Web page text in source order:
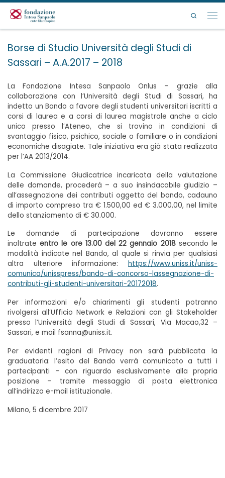
Passa al contenuto
Search
Borse di Studio Università degli Studi di
Sassari – A.A.2017 – 2018
La Fondazione Intesa Sanpaolo Onlus – grazie alla
collaborazione con l’Università degli Studi di Sassari, ha
indetto un Bando a favore degli studenti universitari iscritti a
corsi di laurea e a corsi di laurea magistrale anche a ciclo
unico presso l’Ateneo, che si trovino in condizioni di
svantaggio fisico, psichico, sociale o familiare o in condizioni
economiche disagiate. Tale iniziativa era già stata realizzata
per l’AA 2013/2014.
La Commissione Giudicatrice incaricata della valutazione
delle domande, procederà – a suo insindacabile giudizio –
all’assegnazione dei contributi oggetto del bando, cadauno
di importo compreso tra € 1.500,00 ed € 3.000,00, nel limite
dello stanziamento di € 30.000.
Le domande di partecipazione dovranno essere
inoltrateentro le ore 13.00 del 22 gennaio 2018secondo le
modalità indicate nel Bando, al quale si rinvia per qualsiasi
altra ulteriore informazione: https://www.uniss.it/uniss-
comunica/unisspress/bando-di-concorso-lassegnazione-di-
contributi-gli-studenti-universitari-20172018.
Per informazioni e/o chiarimenti gli studenti potranno
rivolgersi all’Ufficio Network e Relazioni con gli Stakeholder
presso l’Università degli Studi di Sassari, Via Macao,32 –
Sassari, e mail fsanna@uniss.it.
Per evidenti ragioni di Privacy non sarà pubblicata la
graduatoria: l’esito del Bando verrà comunicato a tutti i
partecipanti – con riguardo esclusivamente alla propria
posizione – tramite messaggio di posta elettronica
all’indirizzo e-mail istituzionale.
Milano, 5 dicembre 2017